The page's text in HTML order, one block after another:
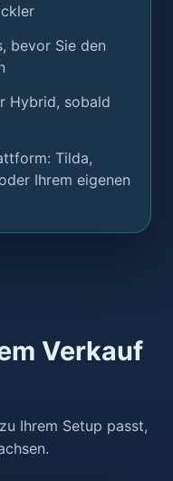
bevor Sie den
Hybrid, sobald
Tilda,
Ihrem eigenen
Verkauf
Ihrem Setup passt,